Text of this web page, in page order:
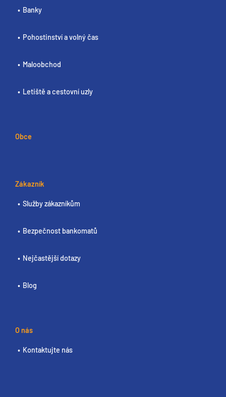
Banky
Pohostinství a volný čas
Maloobchod
Letiště a cestovní uzly
Obce
Zákazník
Služby zákazníkům
Bezpečnost bankomatů
Nejčastější dotazy
Blog
O nás
Kontaktujte nás